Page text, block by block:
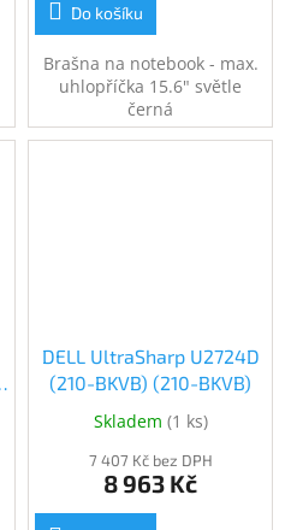
Do košíku
Brašna na notebook - max.
uhlopříčka 15.6" světle
černá
DELL UltraSharp U2724D
(210-BKVB) (210-BKVB)
Skladem (1 ks)
7 407 Kč bez DPH
8 963 Kč